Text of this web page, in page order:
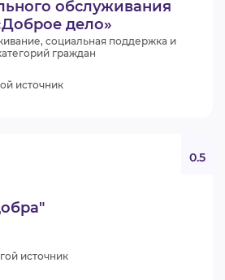
обслуживания
дело»
социальная поддержка и
граждан
источник
0.5
источник